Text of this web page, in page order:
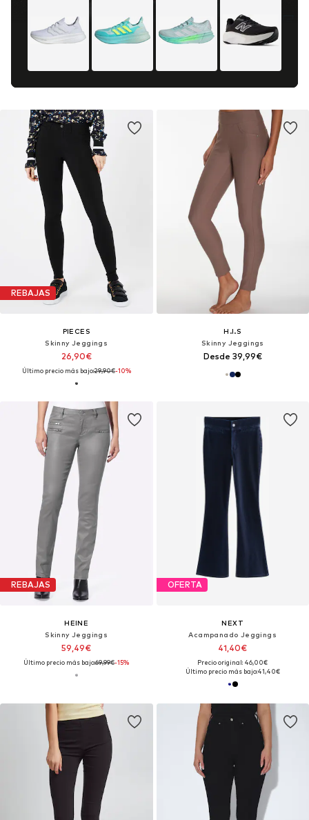
REBAJAS
PIECES
Skinny Jeggings
26,90€
Último precio más bajo:29,90€-10%
H.I.S
Skinny Jeggings
Desde 39,99€
REBAJAS
HEINE
Skinny Jeggings
59,49€
Último precio más bajo:69,99€-15%
OFERTA
NEXT
Acampanado Jeggings
41,40€
Precio original: 46,00€
Último precio más bajo:41,40€